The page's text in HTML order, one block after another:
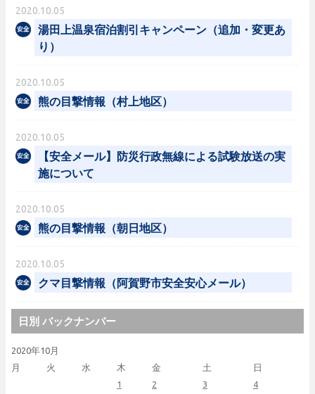
2020.10.05
湯田上温泉宿泊割引キャンペーン（追加・変更あ
り）
2020.10.05
熊の目撃情報（村上地区）
2020.10.05
【安全メール】防災行政無線による試験放送の実
施について
2020.10.05
熊の目撃情報（朝日地区）
2020.10.05
クマ目撃情報（阿賀野市安全安心メール）
日別 バックナンバー
2020年10月
月
火 水 木 金 土 日
1 2 3
4